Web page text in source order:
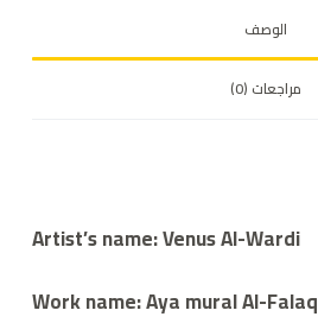
الوصف
مراجعات (0)
Artist’s name: Venus Al-Wardi
Work name: Aya mural Al-Falaq